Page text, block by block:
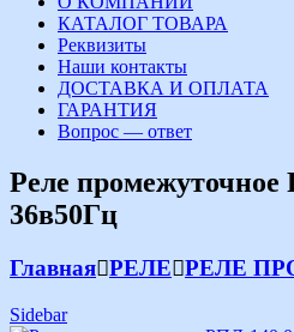
КАТАЛОГ ТОВАРА
Реквизиты
Наши контакты
ДОСТАВКА И ОПЛАТА
ГАРАНТИЯ
Вопрос — ответ
Реле
36в50Гц
Главная РЕЛЕ РЕЛЕ
Sidebar